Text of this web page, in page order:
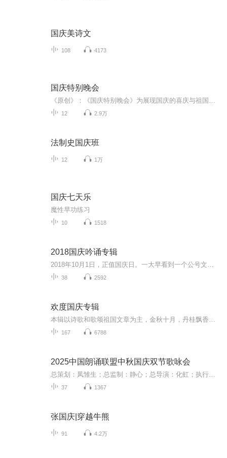
国庆美诗文
108 4173
国庆特别晚会
12 2.9万
法制史国庆班
12 1万
国庆七天乐
魔性早功练习
10 1518
2018国庆吟诵专辑
38 2592
欢度国庆专辑
167 6788
2025中国朗诵联盟中秋国庆双节歌咏会
37 1367
张国庆|穿越牛熊
91 4.2万